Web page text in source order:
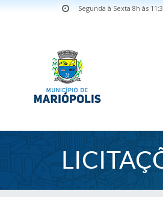
Segunda à Sexta 8h às